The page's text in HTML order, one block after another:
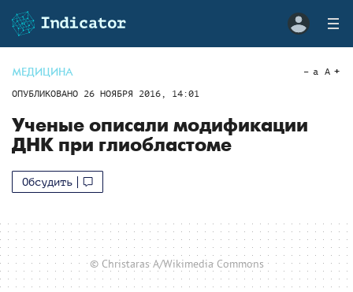
МЕДИЦИНА
ОПУБЛИКОВАНО 26 НОЯБРЯ 2016, 14:01
a A
Ученые описали модификации
ДНК при глиобластоме
Обсудить
© Christaras A/Wikimedia Commons